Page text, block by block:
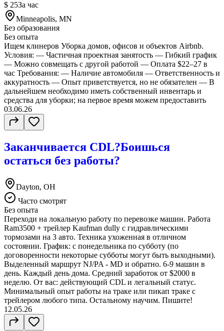
$ 25За час
Minneapolis, MN
Без образования
Без опыта
Ищем клинеров Уборка домов, офисов и объектов Airbnb.
Условия: — Частичная проектная занятость — Гибкий график
— Можно совмещать с другой работой — Оплата $22–27 в
час Требования: — Наличие автомобиля — Ответственность и
аккуратность — Опыт приветствуется, но не обязателен — В
дальнейшем необходимо иметь собственный инвентарь и
средства для уборки; на первое время можем предоставить
03.06.26
Заканчивается CDL?Боишься
остаться без работы?
Dayton, OH
Часто смотрят
Без опыта
Переходи на локальную работу по перевозке машин. Работа
Ram3500 + трейлер Kaufman dully с гидравлическими
тормозами на 3 авто. Техника ухоженная в отличном
состоянии. График: с понедельника по субботу (по
договоренности некоторые субботы могут быть выходными).
Выделенный маршрут NJ/PA - MD и обратно. 6-9 машин в
день. Каждый день дома. Средний заработок от $2000 в
неделю. От вас: действующий CDL и легальный статус.
Минимальный опыт работы на траке или пикап траке с
трейлером любого типа. Остальному научим. Пишите!
12.05.26